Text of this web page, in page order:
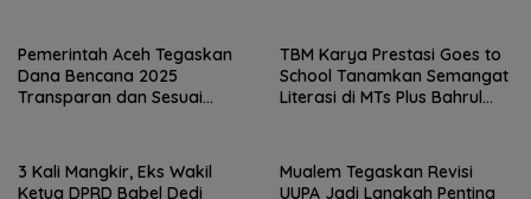
Pemerintah Aceh Tegaskan
Dana Bencana 2025
Transparan dan Sesuai
TBM Karya Prestasi Goes to
School Tanamkan Semangat
Literasi di MTs Plus Bahrul
3 Kali Mangkir, Eks Wakil
Ketua DPRD Babel Dedi
Mualem Tegaskan Revisi
UUPA Jadi Langkah Penting